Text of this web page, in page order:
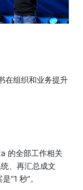
在组织和业务提升
的全部工作相关
、再汇总成文
“1 秒”。